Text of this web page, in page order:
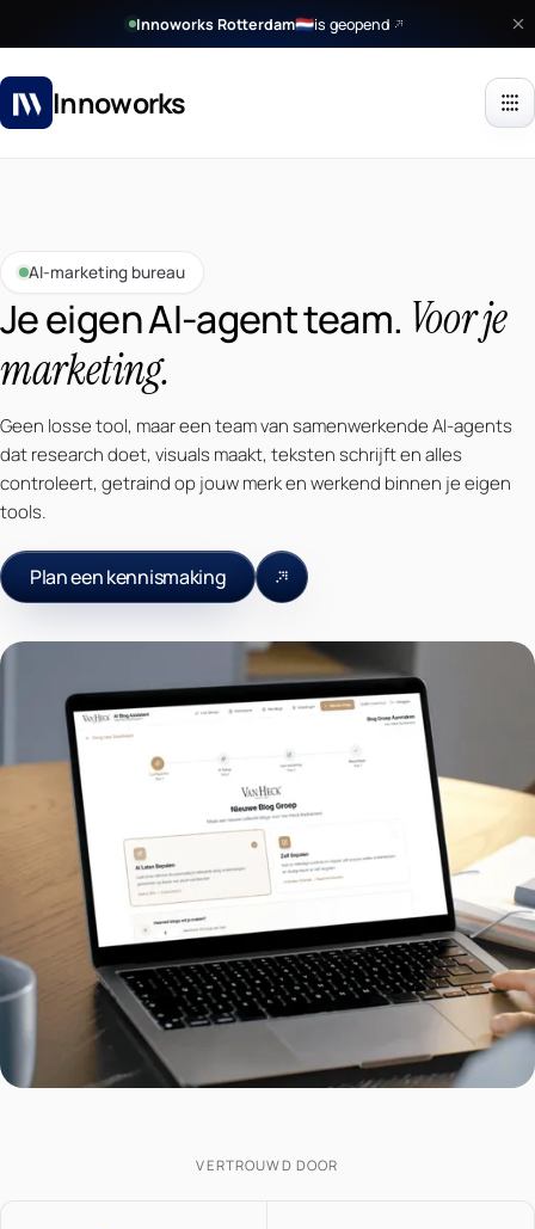
Innoworks Rotterdam🇳🇱is geopend
Innoworks
AI-marketing bureau
Je eigen AI-agent team. Voor je
marketing.
Geen losse tool, maar een team van samenwerkende AI-agents
dat research doet, visuals maakt, teksten schrijft en alles
controleert, getraind op jouw merk en werkend binnen je eigen
tools.
Plan een kennismaking
VERTROUWD DOOR